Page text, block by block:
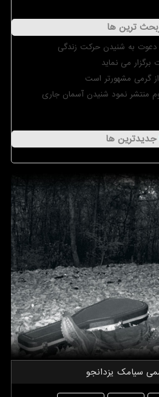
ترین ها
دعوت به شنیدن حرکت زندگی
برگزار می نماید
مشهورتر است
منتشر نمود شنیدن آسمان جاری
جدیدترین ها
سیامك یزدانجو